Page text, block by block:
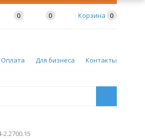
0 0 Корзина 0
Оплата Для бизнеса Контакты